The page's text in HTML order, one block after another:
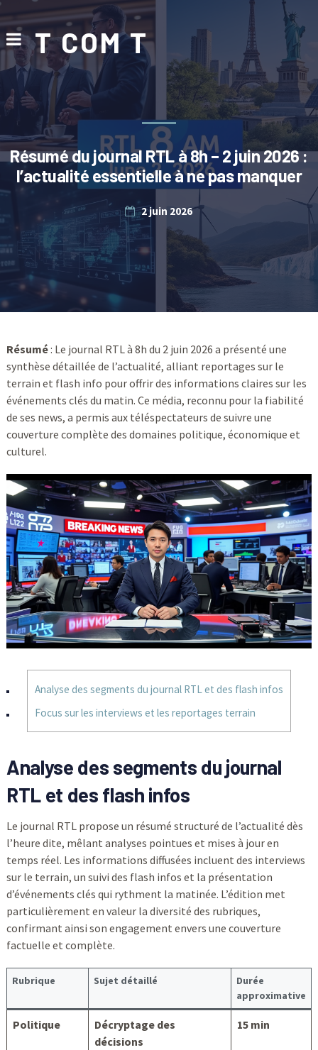
T COM T
Résumé du journal RTL à 8h – 2 juin 2026 :
l’actualité essentielle à ne pas manquer
2 juin 2026
Résumé: Le journal RTL à 8h du 2 juin 2026 a présenté une
synthèse détaillée de l’actualité, alliant reportages sur le
terrain et flash info pour offrir des informations claires sur les
événements clés du matin. Ce média, reconnu pour la fiabilité
de ses news, a permis aux téléspectateurs de suivre une
couverture complète des domaines politique, économique et
culturel.
Analyse des segments du journal RTL et des flash infos
Focus sur les interviews et les reportages terrain
Analyse des segments du journal
RTL et des flash infos
Le journal RTL propose un résumé structuré de l’actualité dès
l’heure dite, mêlant analyses pointues et mises à jour en
temps réel. Les informations diffusées incluent des interviews
sur le terrain, un suivi des flash infos et la présentation
d’événements clés qui rythment la matinée. L’édition met
particulièrement en valeur la diversité des rubriques,
confirmant ainsi son engagement envers une couverture
factuelle et complète.
Rubrique Sujet détaillé
Durée
approximative
Politique
Décryptage des
décisions
15 min